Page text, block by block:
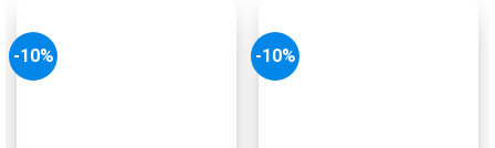
-10% -10%